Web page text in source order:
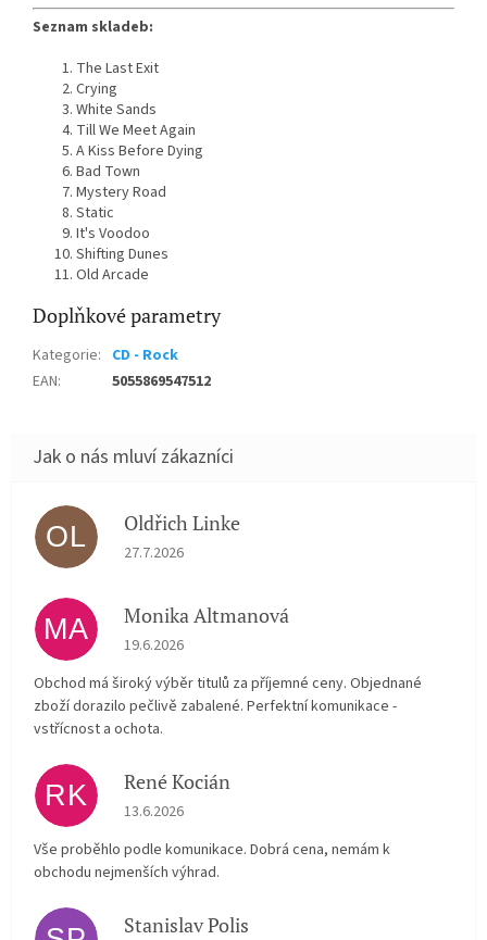
Seznam skladeb:
The Last Exit
Crying
White Sands
Till We Meet Again
A Kiss Before Dying
Bad Town
Mystery Road
Static
It's Voodoo
Shifting Dunes
Old Arcade
Doplňkové parametry
Kategorie: CD - Rock
EAN: 5055869547512
OL Oldřich Linke
Hodnocení obchodu je 5 z 5 hvězdiček.
27.7.2026
MA Monika Altmanová
Hodnocení obchodu je 5 z 5 hvězdiček.
19.6.2026
Obchod má široký výběr titulů za příjemné ceny. Objednané
zboží dorazilo pečlivě zabalené. Perfektní komunikace -
vstřícnost a ochota.
RK René Kocián
Hodnocení obchodu je 5 z 5 hvězdiček.
13.6.2026
Vše proběhlo podle komunikace. Dobrá cena, nemám k
obchodu nejmenších výhrad.
Stanislav Polis